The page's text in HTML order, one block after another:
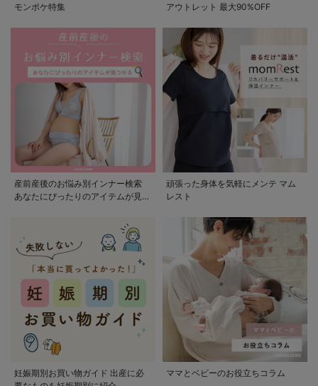
モンポケ特集 アウトレット 最大90%OFF
産前産後のお悩み別インナー検索
あなたにぴったりのアイテムが見つ
頑張った身体を気軽にメンテ マム
レスト
妊娠期別お買い物ガイド 出産に必
ママとベビーのお役立ちコラム